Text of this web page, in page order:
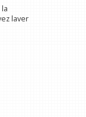
laver